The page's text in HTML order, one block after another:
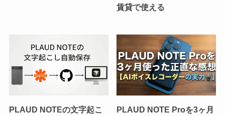
賃貸で使える
PLAUD NOTEの文字起こ
PLAUD NOTE Proを3ヶ月